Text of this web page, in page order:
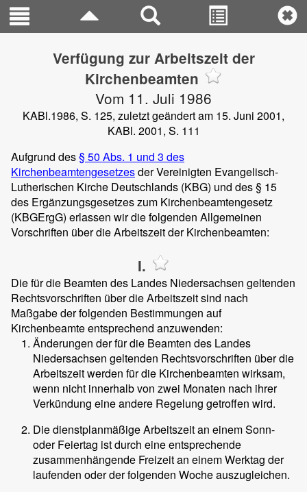
Verfügung zur Arbeitszeit der
Kirchenbeamten
Vom 11. Juli 1986
KABl.1986, S. 125, zuletzt geändert am 15. Juni 2001,
KABl. 2001, S. 111
Aufgrund des§ 50 Abs. 1 und 3 des
Kirchenbeamtengesetzesder Vereinigten Evangelisch-
Lutherischen Kirche Deutschlands (KBG) und des § 15
des Ergänzungsgesetzes zum Kirchenbeamtengesetz
(KBGErgG) erlassen wir die folgenden Allgemeinen
Vorschriften über die Arbeitszeit der Kirchenbeamten:
I.
Die für die Beamten des Landes Niedersachsen geltenden
Rechtsvorschriften über die Arbeitszeit sind nach
Maßgabe der folgenden Bestimmungen auf
Kirchenbeamte entsprechend anzuwenden:
Änderungen der für die Beamten des Landes
Niedersachsen geltenden Rechtsvorschriften über die
Arbeitszeit werden für die Kirchenbeamten wirksam,
wenn nicht innerhalb von zwei Monaten nach ihrer
Verkündung eine andere Regelung getroffen wird.
Die dienstplanmäßige Arbeitszeit an einem Sonn-
oder Feiertag ist durch eine entsprechende
zusammenhängende Freizeit an einem Werktag der
laufenden oder der folgenden Woche auszugleichen.